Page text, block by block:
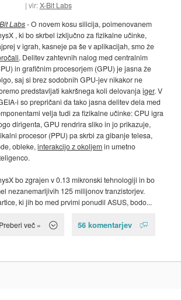
vir:X-Bit Labs
Labs- O novem kosu silicija, poimenovanem
, ki bo skrbel izključno za fizikalne učinke,
v igrah, kasneje pa še v aplikacijah, smo že
. Delitev zahtevnih nalog med centralnim
in grafičnim procesorjem (GPU) je jasna že
saj si brez sodobnih GPU-jev nikakor ne
predstavljati kakršnega koli delovanjaiger. V
i so prepričani da tako jasna delitev dela med
velja tudi za fizikalne učinke: CPU igra
dirigenta, GPU rendrira sliko in jo prikazuje,
procesor (PPU) pa skrbi za gibanje telesa,
obleke,interakcijo z okoljemin umetno
bo zgrajen v 0.13 mikronski tehnologiji in bo
nezanemarljivih 125 milijonov tranzistorjev.
ki jih bo med prvimi ponudil ASUS, bodo...
Preberi več » 56 komentarjev